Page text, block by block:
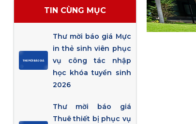
TIN CÙNG MỤC
Thư mời báo giá Mực
in thẻ sinh viên phục
vụ công tác nhập
học khóa tuyển sinh
2026
Thư mời báo giá
Thuê thiết bị phục vụ